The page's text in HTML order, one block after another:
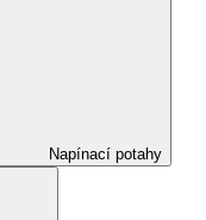
Napínací potahy